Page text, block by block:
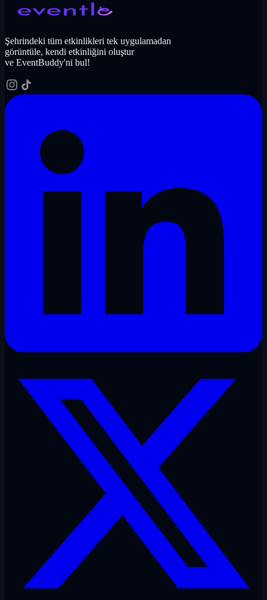
Şehrindeki tüm etkinlikleri tek uygulamadan
görüntüle, kendi etkinliğini oluştur
ve EventBuddy'ni bul!